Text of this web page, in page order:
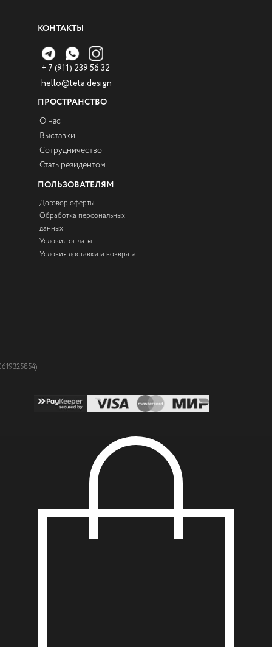
КОНТАКТЫ
hello@teta.design
+ 7 (911) 239 56 32
ПРОСТРАНСТВО
О нас
Выставки
Сотрудничество
Стать резидентом
ПОЛЬЗОВАТЕЛЯМ
Договор оферты
Обработка персональных
данных
Условия оплаты
Условия доставки и возврата